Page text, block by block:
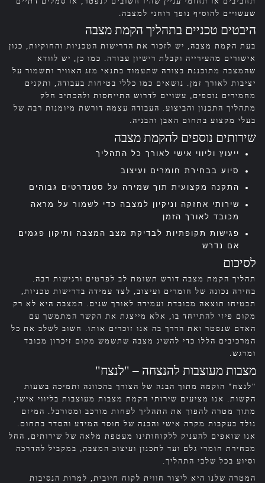
שעשויים להוסיף נופך רוחני למצבה.
היבטים טכניים בתהליך הקמת מצבה
בעת הקמת מצבה, יש לזכור את הדרישות הטכניות והחוקיות, כגון
אישורים מהעירייה וקבלת רישיון עבודה. כמו כן, יש לוודא
שהמצבה מתוכננת בצורה שתעמוד בתנאי מזג האוויר ותשמור על
יציבות לאורך זמן. נושאים כמו כללי בטיחות בעבודה, ותקנים
מחמירים נוספים, עשויים לדרוש התייחסות ולהכתיב חלק
מתהליך התכנון והביצוע. העבודה עצמה דורשת מיומנות רבה של
בעלי מקצוע בתחום האבן והבניה.
שירותים נוספים להקמת מצבה
ייעוץ וליווי אישי לאורך כל התהליך
סיוע בבחירת חומרים ועיצוב
התקנה מקצועית תוך שמירה על סטנדרטים גבוהים
שירותי אחזקה וניקיון למצבה כדי לשמור על מראה
מכובד לאורך הזמן
פגישות תקופתיות לבדיקת מצב המצבה ותיקון פגמים
אם נדרש
לסיכום
תהליך הקמת מצבה דורש תשומת לב לפרטים ורגישות רבה.
בחירה נכונה של חומרים ועיצוב, לצד עמידה בדרישות טכניות,
תבטיחו תוצאה מכובדת ועמידה לאורך שנים. המצבה היא לא רק
מקום פיזי להתייחד בו, אלא מייצגת את הקשר המתמשך עם
האדם שנפטר ואת הדרך בה אנו זוכרים אותו. חשוב לשלב את כל
המרכיבים הללו כדי להשיג מצבה שתשמש מקום זיכרון מכובד
ומרגש.
מצבות מעוצבות להנצחה – "לנצח"
"לנצח" הוקמה מתוך הבנה של הצורך בהכוונה ותמיכה בשעות
הקשות. אנו מציעים שירותי הקמת מצבות מעוצבות בליווי אישי,
מתוך מטרה להפוך את התהליך לפחות מורכב ומסורבל. המיזם
נולד בעקבות מקרה אישי והבנה של חוסר המידע והסדר בתחום.
אנו שואפים להעניק ללקוחותינו מעטפת מלאה של שירותים, החל
מבחירת חומרי גלם ועד לתכנון ועיצוב המצבה, במקביל להדרכה
וסיוע בכל שלבי התהליך.
המטרה שלנו היא ליצור חווית לקוח חיובית, למרות הנסיבות